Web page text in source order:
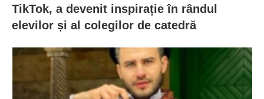
TikTok, a devenit inspirație în rândul
elevilor și al colegilor de catedră